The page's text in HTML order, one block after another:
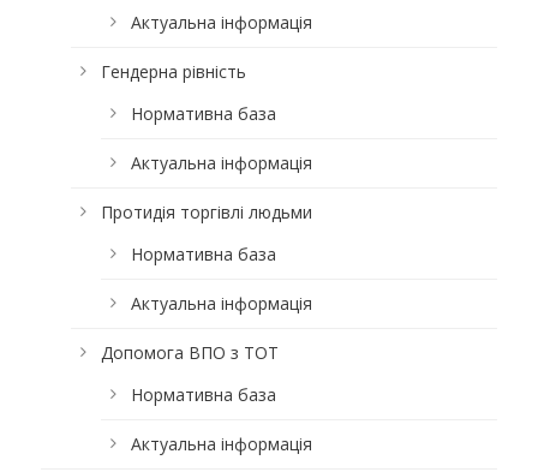
Актуальна інформація
Гендерна рівність
Нормативна база
Актуальна інформація
Протидія торгівлі людьми
Нормативна база
Актуальна інформація
Допомога ВПО з ТОТ
Нормативна база
Актуальна інформація